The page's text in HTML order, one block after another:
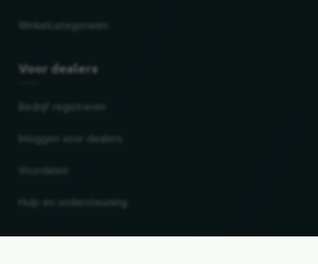
Voor dealers